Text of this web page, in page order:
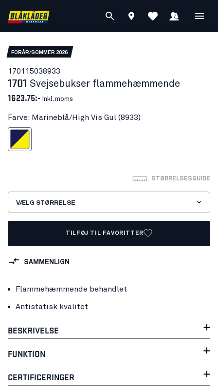
FORÅR/SOMMER 2026
170115038933
1701 Svejsebukser flammehæmmende
1623.75:- Inkl. moms
Farve: Marineblå/High Vis Gul (8933)
High Vis Gul
STØRRELSESGUIDE
VÆLG STØRRELSE
TILFØJ TIL FAVORITTER
SAMMENLIGN
Flammehæmmende behandlet
Antistatisk kvalitet
BESKRIVELSE
FUNKTION
CERTIFICERINGER